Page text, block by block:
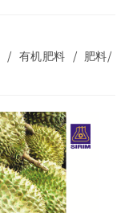
/ 有机肥料 / 肥料/